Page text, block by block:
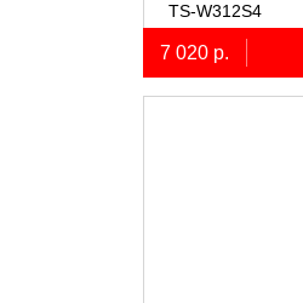
TS-W312S4
7 020 р.